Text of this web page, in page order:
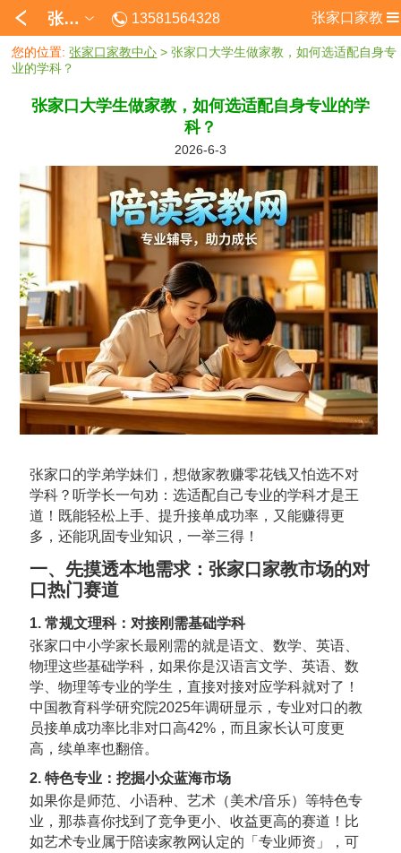
张家口 13581564328 张家口家教
您的位置:张家口家教中心 > 张家口大学生做家教，如何选适配自身专
业的学科？
张家口大学生做家教，如何选适配自身专业的学
科？
2026-6-3
张家口的学弟学妹们，想做家教赚零花钱又怕选不对
学科？听学长一句劝：选适配自己专业的学科才是王
道！既能轻松上手、提升接单成功率，又能赚得更
多，还能巩固专业知识，一举三得！
一、先摸透本地需求：张家口家教市场的对
口热门赛道
1. 常规文理科：对接刚需基础学科
张家口中小学家长最刚需的就是语文、数学、英语、
物理这些基础学科，如果你是汉语言文学、英语、数
学、物理等专业的学生，直接对接对应学科就对了！
中国教育科学研究院2025年调研显示，专业对口的教
员接单成功率比非对口高42%，而且家长认可度更
高，续单率也翻倍。
2. 特色专业：挖掘小众蓝海市场
如果你是师范、小语种、艺术（美术/音乐）等特色专
业，那恭喜你找到了竞争更小、收益更高的赛道！比
如艺术专业属于陪读家教网认定的「专业师资」，可